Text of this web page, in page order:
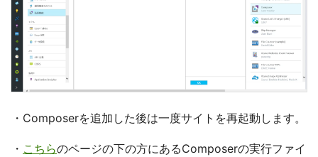
・Composerを追加した後は一度サイトを再起動します。
・ こちらのページの下の方にあるComposerの実行ファイ